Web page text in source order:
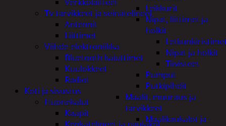
Leikkurit
Nipat, liittimet ja
holkit
Nipat ja holkit
Tiivisteet
Pumput
Putkipihdit
Maalit, muuraus ja
tarvikkeet
Maalikaukalot ja -
Tv-tarvikkeet ja seinätelineet
Antennit
Liittimet
Viihde-elektroniikka
Bluetooth kaiuttimet
Kuulokkeet
Radiot
Koti ja sisustus
Huonekalut
Kaapit